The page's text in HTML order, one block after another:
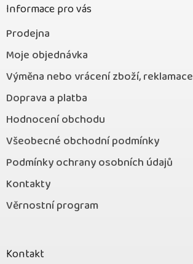
Informace pro vás
Prodejna
Moje objednávka
Výměna nebo vrácení zboží, reklamace
Doprava a platba
Hodnocení obchodu
Všeobecné obchodní podmínky
Podmínky ochrany osobních údajů
Kontakty
Věrnostní program
Kontakt